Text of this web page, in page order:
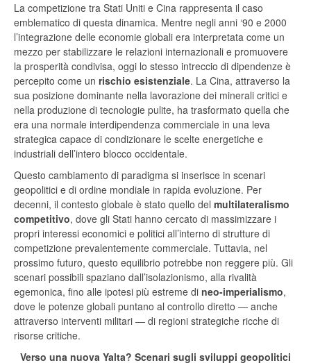
La competizione tra Stati Uniti e Cina rappresenta il caso
emblematico di questa dinamica. Mentre negli anni ‘90 e 2000
l’integrazione delle economie globali era interpretata come un
mezzo per stabilizzare le relazioni internazionali e promuovere
la prosperità condivisa, oggi lo stesso intreccio di dipendenze è
percepito come un rischio esistenziale. La Cina, attraverso la
sua posizione dominante nella lavorazione dei minerali critici e
nella produzione di tecnologie pulite, ha trasformato quella che
era una normale interdipendenza commerciale in una leva
strategica capace di condizionare le scelte energetiche e
industriali dell’intero blocco occidentale.
Questo cambiamento di paradigma si inserisce in scenari
geopolitici e di ordine mondiale in rapida evoluzione. Per
decenni, il contesto globale è stato quello del multilateralismo
competitivo, dove gli Stati hanno cercato di massimizzare i
propri interessi economici e politici all’interno di strutture di
competizione prevalentemente commerciale. Tuttavia, nel
prossimo futuro, questo equilibrio potrebbe non reggere più. Gli
scenari possibili spaziano dall’isolazionismo, alla rivalità
egemonica, fino alle ipotesi più estreme di neo-imperialismo,
dove le potenze globali puntano al controllo diretto — anche
attraverso interventi militari — di regioni strategiche ricche di
risorse critiche.
Verso una nuova Yalta? Scenari sugli sviluppi geopolitici